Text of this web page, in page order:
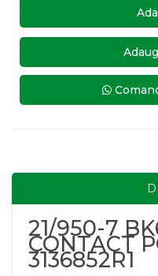
21/950-7
CONTACT
3136852R1